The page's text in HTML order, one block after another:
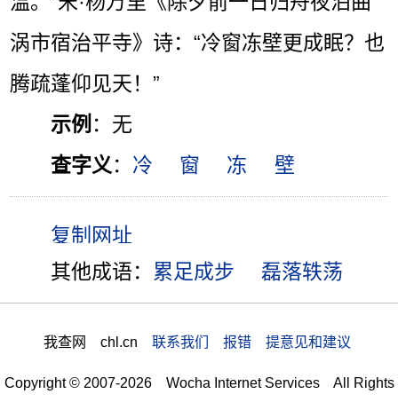
涡市宿治平寺》诗：“冷窗冻壁更成眠？也
腾疏蓬仰见天！”
示例 ：无
查字义 ： 冷 窗 冻 壁
其他成语： 累足成步 磊落轶荡
我查网 chl.cn 联系我们 报错 提意见和建议
Copyright © 2007-2026 Wocha Internet Services All Rights